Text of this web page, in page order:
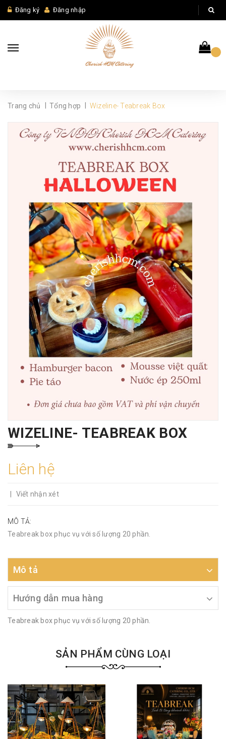
Đăng ký Đăng nhập
Trang chủ Tổng hợp Wizeline- Teabreak Box
WIZELINE- TEABREAK BOX
Liên hệ
Viết nhận xét
MÔ TẢ:
Teabreak box phục vụ với số lượng 20 phần.
Mô tả
Hướng dẫn mua hàng
Teabreak box phục vụ với số lượng 20 phần.
SẢN PHẨM CÙNG LOẠI